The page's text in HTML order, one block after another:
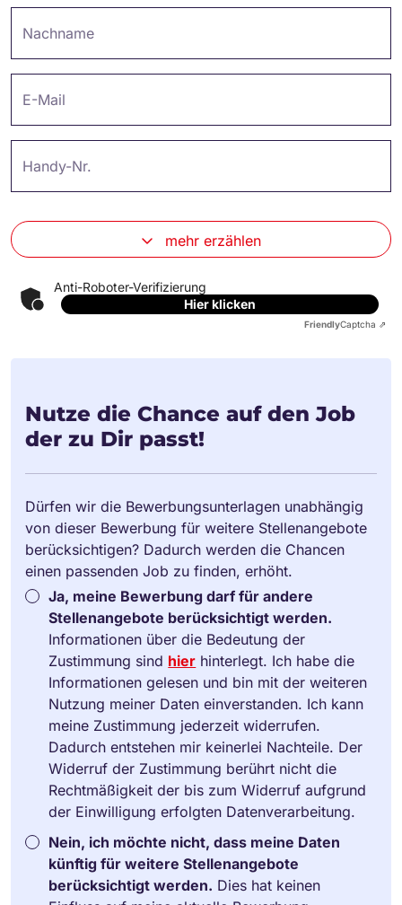
Nachname
E-Mail
Handy-Nr.
mehr erzählen
Anti-Roboter-Verifizierung
Hier klicken
FriendlyCaptcha ⇗
Nutze die Chance auf den Job
der zu Dir passt!
Dürfen wir die Bewerbungsunterlagen unabhängig
von dieser Bewerbung für weitere Stellenangebote
berücksichtigen? Dadurch werden die Chancen
einen passenden Job zu finden, erhöht.
Ja, meine Bewerbung darf für andere
Stellenangebote berücksichtigt werden.
Informationen über die Bedeutung der
Zustimmung sind hier hinterlegt. Ich habe die
Informationen gelesen und bin mit der weiteren
Nutzung meiner Daten einverstanden. Ich kann
meine Zustimmung jederzeit widerrufen.
Dadurch entstehen mir keinerlei Nachteile. Der
Widerruf der Zustimmung berührt nicht die
Rechtmäßigkeit der bis zum Widerruf aufgrund
der Einwilligung erfolgten Datenverarbeitung.
Nein, ich möchte nicht, dass meine Daten
künftig für weitere Stellenangebote
berücksichtigt werden. Dies hat keinen